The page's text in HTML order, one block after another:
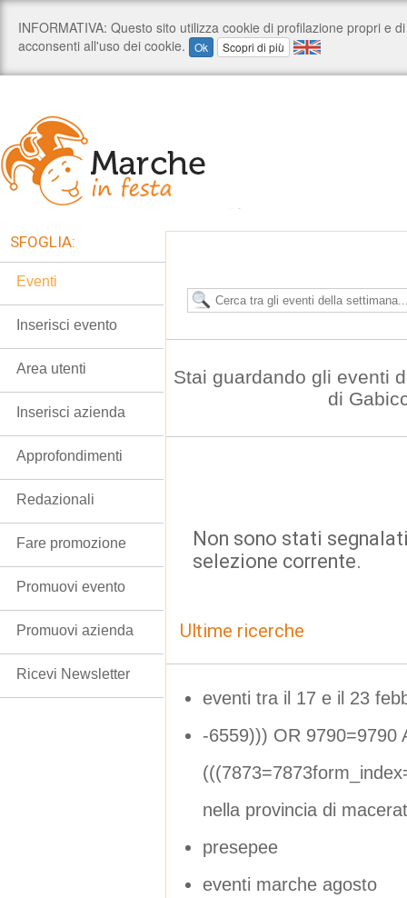
Stai guardando gli eventi
di
Non sono stati
selezione corrente.
Ultime ricerche
eventi tra il 17 e il 23
-6559))) OR 9790=9790
nella provincia di
presepee
eventi marche agosto
SFOGLIA:
Eventi
Inserisci evento
Area utenti
Inserisci azienda
Approfondimenti
Redazionali
Fare promozione
Promuovi evento
Promuovi azienda
Ricevi Newsletter